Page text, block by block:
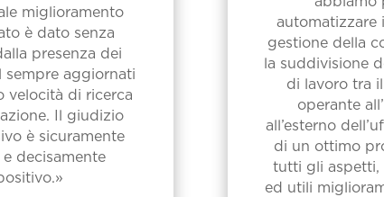
miglioramento
è dato senza
presenza dei
sempre aggiornati
velocità di ricerca
Il giudizio
è sicuramente
decisamente
automatizzare
gestione della
la suddivisione
di lavoro tra
operante
all’esterno
di un ottimo
tutti gli aspetti,
ed utili